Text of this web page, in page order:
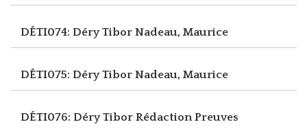
DÉTI074: Déry Tibor Nadeau, Maurice
DÉTI075: Déry Tibor Nadeau, Maurice
DÉTI076: Déry Tibor Rédaction Preuves